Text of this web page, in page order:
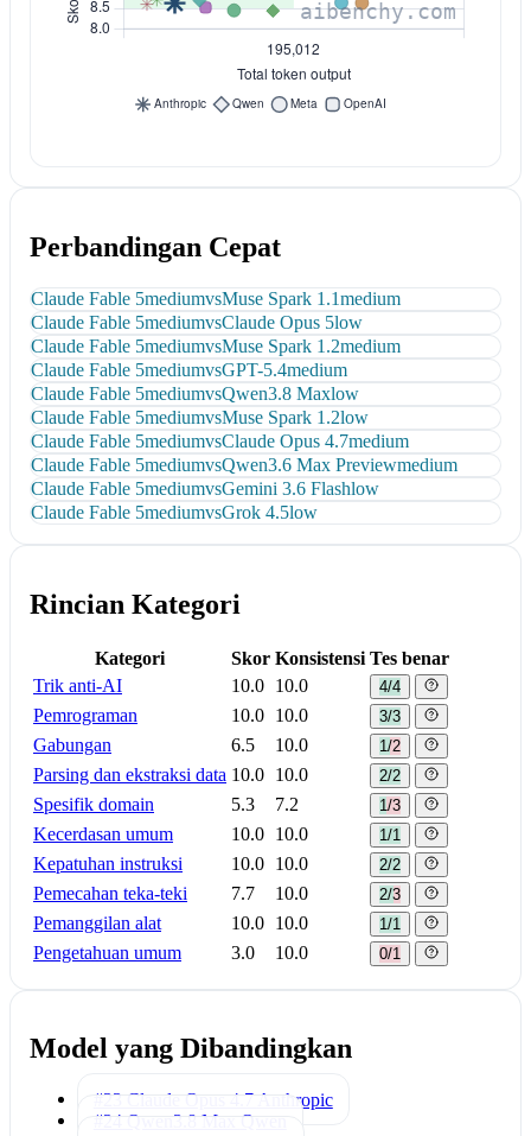
Perbandingan Cepat
Claude Fable 5mediumvsMuse Spark 1.1medium
Claude Fable 5mediumvsClaude Opus 5low
Claude Fable 5mediumvsMuse Spark 1.2medium
Claude Fable 5mediumvsGPT-5.4medium
Claude Fable 5mediumvsQwen3.8 Maxlow
Claude Fable 5mediumvsMuse Spark 1.2low
Claude Fable 5mediumvsClaude Opus 4.7medium
Claude Fable 5mediumvsQwen3.6 Max Previewmedium
Claude Fable 5mediumvsGemini 3.6 Flashlow
Claude Fable 5mediumvsGrok 4.5low
Rincian Kategori
Kategori Skor Konsistensi Tes benar
Trik anti-AI
10.0 10.0 4/4
Pemrograman 10.0 10.0 3/3
Gabungan 6.5 10.0 1/2
Parsing dan ekstraksi data 10.0 10.0 2/2
Spesifik domain 5.3 7.2 1/3
Kecerdasan umum 10.0 10.0 1/1
Kepatuhan instruksi 10.0 10.0 2/2
Pemecahan teka-teki 7.7 10.0 2/3
Pemanggilan alat 10.0 10.0 1/1
Pengetahuan umum 3.0 10.0 0/1
Model yang Dibandingkan
#23 Claude Opus 4.7 Anthropic
#24 Qwen3.8 Max
Qwen